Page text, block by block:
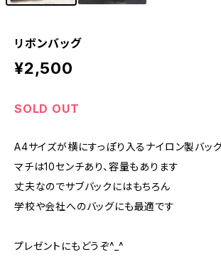
リボンバッグ
¥2,500
SOLD OUT
A4サイズが横にすっぽり入るナイロン製バッ
マチは10センチあり、容量もあります
丈夫なのでサブバックにはもちろん
学校や会社へのバッグにも最適です
プレゼントにもどうぞ^_^